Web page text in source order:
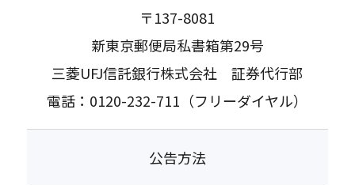
〒137-8081
新東京郵便局私書箱第29号
三菱UFJ信託銀行株式会社 証券代行部
電話： 0120-232-711 （フリーダイヤル）
公告方法